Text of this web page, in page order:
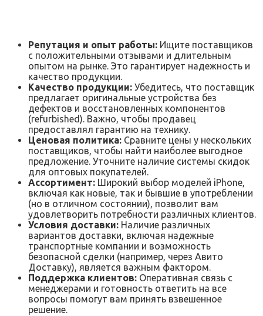
Репутация и опыт работы: Ищите поставщиков
с положительными отзывами и длительным
опытом на рынке. Это гарантирует надежность и
качество продукции.
Качество продукции: Убедитесь, что поставщик
предлагает оригинальные устройства без
дефектов и восстановленных компонентов
(refurbished). Важно, чтобы продавец
предоставлял гарантию на технику.
Ценовая политика: Сравните цены у нескольких
поставщиков, чтобы найти наиболее выгодное
предложение. Уточните наличие системы скидок
для оптовых покупателей.
Ассортимент: Широкий выбор моделей iPhone,
включая как новые, так и бывшие в употреблении
(но в отличном состоянии), позволит вам
удовлетворить потребности различных клиентов.
Условия доставки: Наличие различных
вариантов доставки, включая надежные
транспортные компании и возможность
безопасной сделки (например, через Авито
Доставку), является важным фактором.
Поддержка клиентов: Оперативная связь с
менеджерами и готовность ответить на все
вопросы помогут вам принять взвешенное
решение.